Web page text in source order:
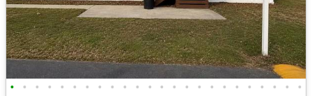
• • • • • • • • • • • • • • • • • • • • • • • •